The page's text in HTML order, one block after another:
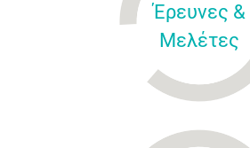
Έρευνες &
Μελέτες